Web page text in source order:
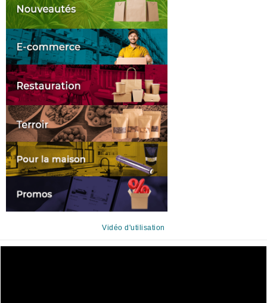
Vidéo d'utilisation